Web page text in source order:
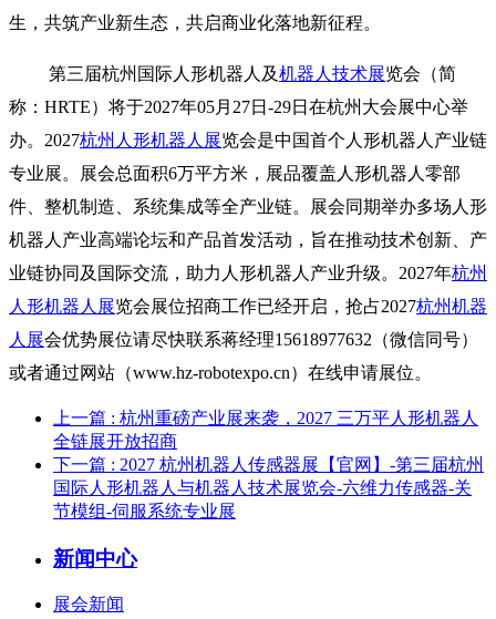
生，共筑产业新生态，共启商业化落地新征程。
第三届杭州国际人形机器人及机器人技术展览会（简
称：HRTE）将于2027年05月27日-29日在杭州大会展中心举
办。2027杭州人形机器人展览会是中国首个人形机器人产业链
专业展。展会总面积6万平方米，展品覆盖人形机器人零部
件、整机制造、系统集成等全产业链。展会同期举办多场人形
机器人产业高端论坛和产品首发活动，旨在推动技术创新、产
业链协同及国际交流，助力人形机器人产业升级。2027年杭州
人形机器人展览会展位招商工作已经开启，抢占2027杭州机器
人展会优势展位请尽快联系蒋经理15618977632（微信同号）
或者通过网站（www.hz-robotexpo.cn）在线申请展位。
上一篇 : 杭州重磅产业展来袭，2027 三万平人形机器人
全链展开放招商
下一篇 : 2027 杭州机器人传感器展【官网】-第三届杭州
国际人形机器人与机器人技术展览会-六维力传感器-关
节模组-伺服系统专业展
新闻中心
展会新闻